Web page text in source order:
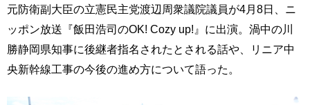
元防衛副大臣の立憲民主党渡辺周衆議院議員が4月8日、ニ
ッポン放送『飯田浩司のOK! Cozy up!』に出演。渦中の川
勝静岡県知事に後継者指名されたとされる話や、リニア中
央新幹線工事の今後の進め方について語った。